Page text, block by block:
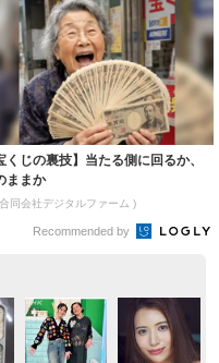
くじの裏技】当たる側に回るか、
ままか
同会社デジタルファーム )
Recommended by